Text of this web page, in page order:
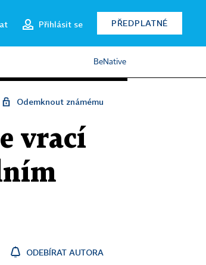
Přihlásit se PŘEDPLATNÉ
BeNative
Odemknout známému
vrací
ODEBÍRAT AUTORA